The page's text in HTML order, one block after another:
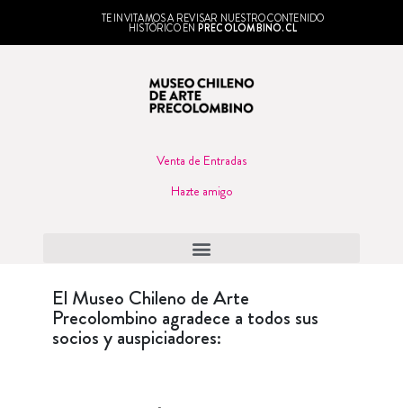
TE INVITAMOS A REVISAR NUESTRO CONTENIDO
HISTÓRICO EN PRECOLOMBINO.CL
Venta de Entradas
Hazte amigo
El Museo Chileno de Arte
Precolombino agradece a todos sus
socios y auspiciadores: